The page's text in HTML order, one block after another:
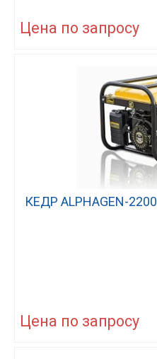
Цена по запросу
КЕДР ALPHAGEN-2200
Цена по запросу